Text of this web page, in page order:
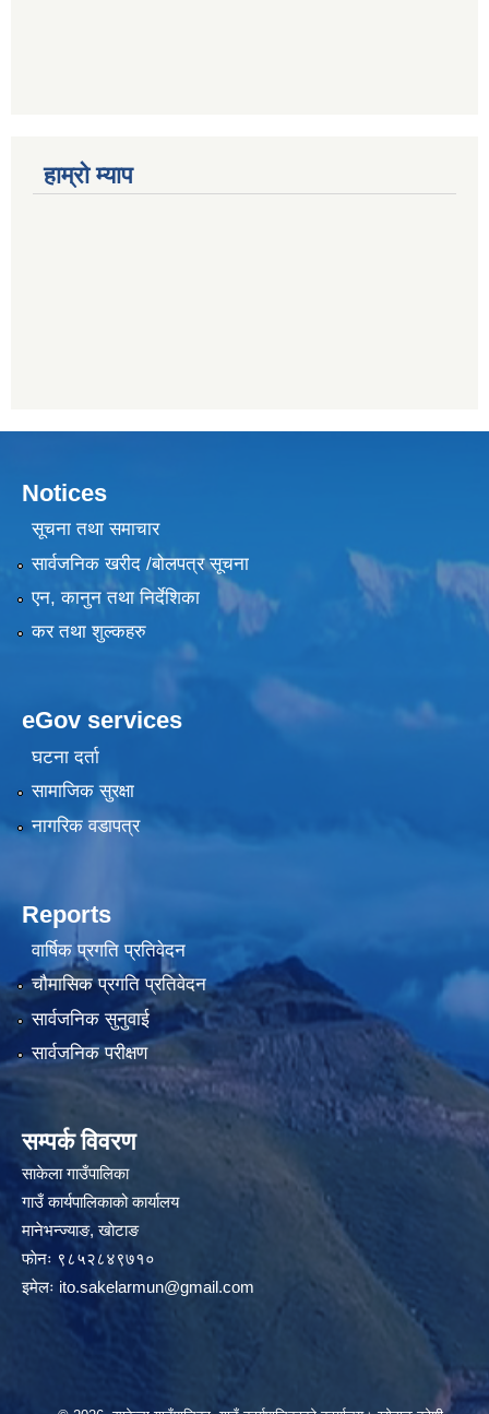
हाम्राे म्याप
Notices
सूचना तथा समाचार
सार्वजनिक खरीद /बोलपत्र सूचना
एन, कानुन तथा निर्देशिका
कर तथा शुल्कहरु
eGov services
घटना दर्ता
सामाजिक सुरक्षा
नागरिक वडापत्र
Reports
वार्षिक प्रगति प्रतिवेदन
चौमासिक प्रगति प्रतिवेदन
सार्वजनिक सुनुवाई
सार्वजनिक परीक्षण
सम्पर्क विवरण
साकेला गाउँपालिका
गाउँ कार्यपालिकाको कार्यालय
मानेभन्ज्याङ, खाेटाङ
फाेनः ९८५२८४९७१०
इमेलः ito.sakelarmun@gmail.com